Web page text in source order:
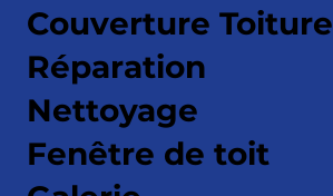
Couverture Toiture
Réparation
Nettoyage
Fenêtre de toit